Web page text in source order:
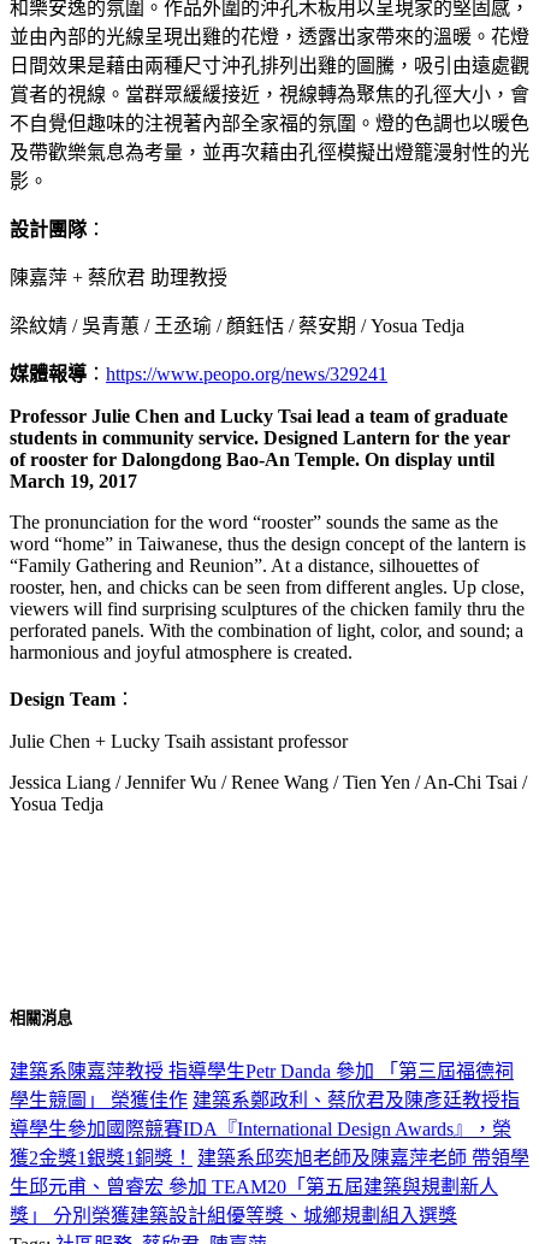
和樂安逸的氛圍。作品外圍的沖孔木板用以呈現家的堅固感，
並由內部的光線呈現出雞的花燈，透露出家帶來的溫暖。花燈
日間效果是藉由兩種尺寸沖孔排列出雞的圖騰，吸引由遠處觀
賞者的視線。當群眾緩緩接近，視線轉為聚焦的孔徑大小，會
不自覺但趣味的注視著內部全家福的氛圍。燈的色調也以暖色
及帶歡樂氣息為考量，並再次藉由孔徑模擬出燈籠漫射性的光
影。
設計團隊：
陳嘉萍 + 蔡欣君 助理教授
梁紋婧 / 吳青蕙 / 王丞瑜 / 顏鈺恬 / 蔡安期 / Yosua Tedja
媒體報導： https://www.peopo.org/news/329241
Professor Julie Chen and Lucky Tsai lead a team of graduate
students in community service. Designed Lantern for the year
of rooster for Dalongdong Bao-An Temple. On display until
March 19, 2017
The pronunciation for the word “rooster” sounds the same as the
word “home” in Taiwanese, thus the design concept of the lantern is
“Family Gathering and Reunion”. At a distance, silhouettes of
rooster, hen, and chicks can be seen from different angles. Up close,
viewers will find surprising sculptures of the chicken family thru the
perforated panels. With the combination of light, color, and sound; a
harmonious and joyful atmosphere is created.
Design Team ：
Julie Chen + Lucky Tsaih assistant professor
Jessica Liang / Jennifer Wu / Renee Wang / Tien Yen / An-Chi Tsai /
Yosua Tedja
相關消息
建築系陳嘉萍教授 指導學生Petr Danda 參加 「第三屆福德祠
學生競圖」 榮獲佳作 建築系鄭政利、蔡欣君及陳彥廷教授指
導學生參加國際競賽IDA『International Design Awards』，榮
獲2金獎1銀獎1銅獎！
建築系邱奕旭老師及陳嘉萍老師 帶領學
生邱元甫、曾睿宏 參加 TEAM20「第五屆建築與規劃新人
獎」 分別榮獲建築設計組優等獎、城鄉規劃組入選獎